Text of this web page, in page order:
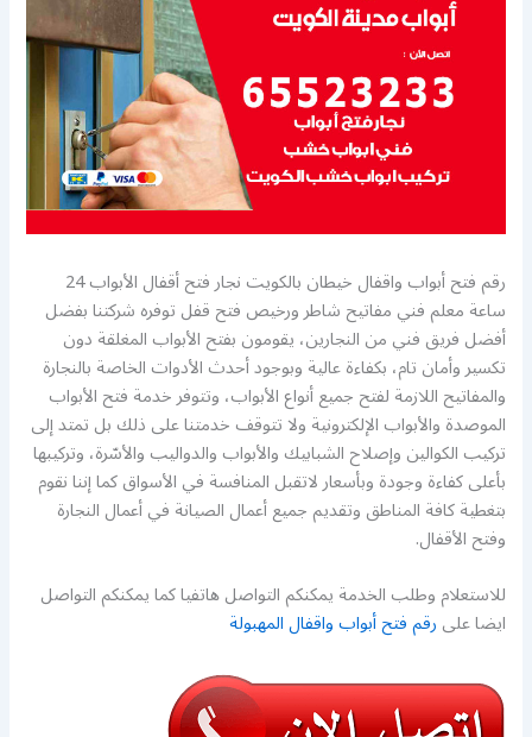
رقم فتح أبواب واقفال خيطان بالكويت نجار فتح أقفال الأبواب 24
ساعة معلم فني مفاتيح شاطر ورخيص فتح قفل توفره شركتنا بفضل
أفضل فريق فني من النجارين، يقومون بفتح الأبواب المغلقة دون
تكسير وأمان تام، بكفاءة عالية وبوجود أحدث الأدوات الخاصة بالنجارة
والمفاتيح اللازمة لفتح جميع أنواع الأبواب، وتتوفر خدمة فتح الأبواب
الموصدة والأبواب الإلكترونية ولا تتوقف خدمتنا على ذلك بل تمتد إلى
تركيب الكوالين وإصلاح الشبابيك والأبواب والدواليب والأسّرة، وتركيبها
بأعلى كفاءة وجودة وبأسعار لاتقبل المنافسة في الأسواق كما إننا نقوم
بتغطية كافة المناطق وتقديم جميع أعمال الصيانة في أعمال النجارة
وفتح الأقفال.
للاستعلام وطلب الخدمة يمكنكم التواصل هاتفيا كما يمكنكم التواصل
ايضا علىرقم فتح أبواب واقفال المهبولة